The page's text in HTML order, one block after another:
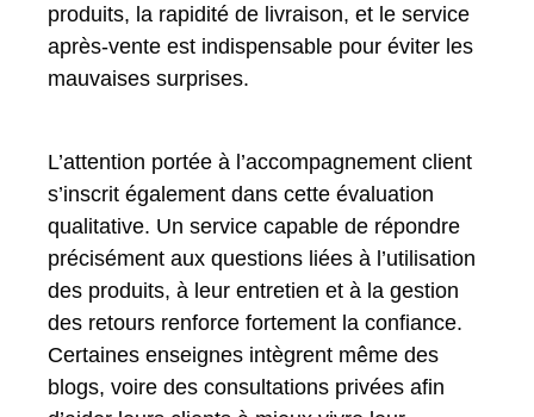
produits, la rapidité de livraison, et le service
après-vente est indispensable pour éviter les
mauvaises surprises.
L’attention portée à l’accompagnement client
s’inscrit également dans cette évaluation
qualitative. Un service capable de répondre
précisément aux questions liées à l’utilisation
des produits, à leur entretien et à la gestion
des retours renforce fortement la confiance.
Certaines enseignes intègrent même des
blogs, voire des consultations privées afin